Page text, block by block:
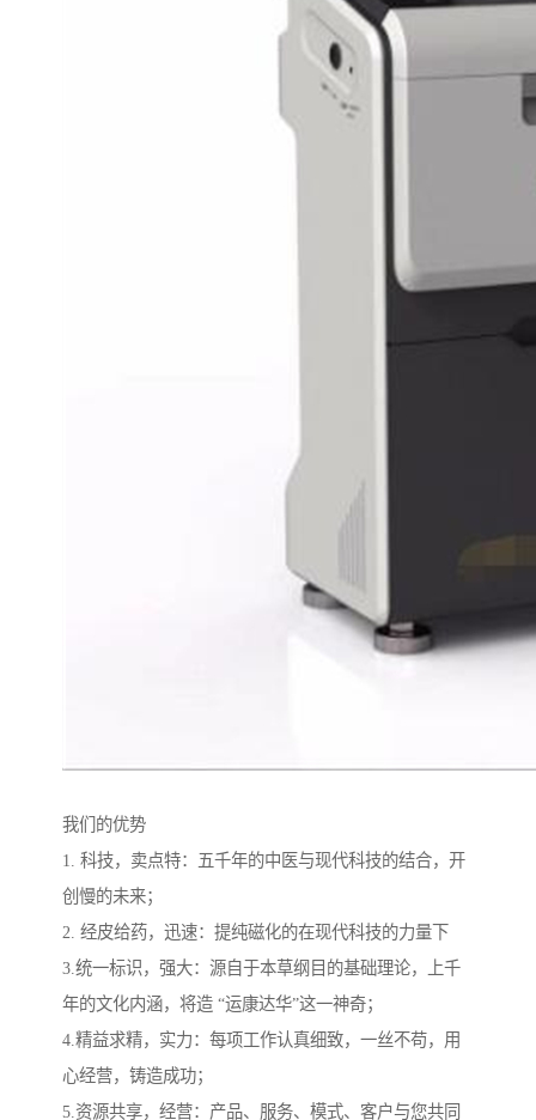
我们的优势
1. 科技，卖点特：五千年的中医与现代科技的结合，开
创慢的未来；
2. 经皮给药，迅速：提纯磁化的在现代科技的力量下
3.统一标识，强大：源自于本草纲目的基础理论，上千
年的文化内涵，将造 “运康达华”这一神奇；
4.精益求精，实力：每项工作认真细致，一丝不苟，用
心经营，铸造成功；
5.资源共享，经营：产品、服务、模式、客户与您共同